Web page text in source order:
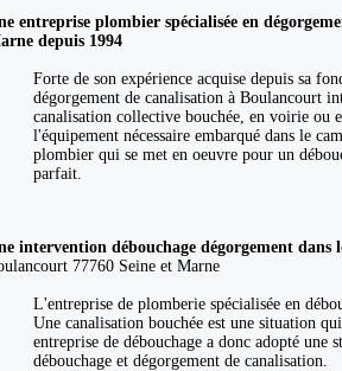
entreprise plombier spécialisée en
depuis 1994
Forte de son expérience acquise depuis sa
dégorgement de canalisation à Boulancourt
canalisation collective bouchée, en voirie ou
l'équipement nécessaire embarqué dans le
plombier qui se met en oeuvre pour un
parfait.
intervention débouchage dégorgement dans
77760 Seine et Marne
L'entreprise de plomberie spécialisée en
Une canalisation bouchée est une situation
entreprise de débouchage a donc adopté
débouchage et dégorgement de canalisation.